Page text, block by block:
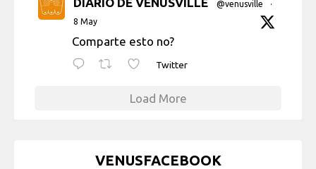
@venusville
·
8 May
Comparte esto no?
Twitter
Load More
VENUSFACEBOOK